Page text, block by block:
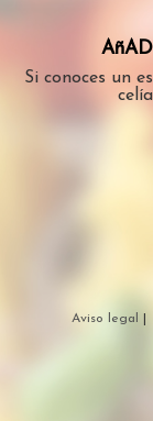
Si conoces un
Aviso legal